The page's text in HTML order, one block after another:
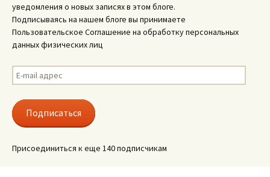
уведомления о новых записях в этом блоге.
Подписываясь на нашем блоге вы принимаете
Пользовательское Соглашение на обработку персональных
данных физических лиц
E-
mail
Подписаться
Присоединиться к еще 140 подписчикам